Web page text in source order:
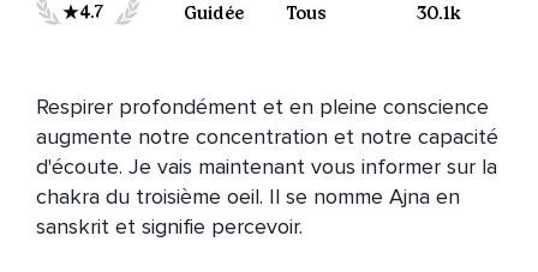
4.7
Guidée
Tous
30.1k
Respirer profondément et en pleine conscience
augmente notre concentration et notre capacité
d'écoute. Je vais maintenant vous informer sur la
chakra du troisième oeil. Il se nomme Ajna en
sanskrit et signifie percevoir.